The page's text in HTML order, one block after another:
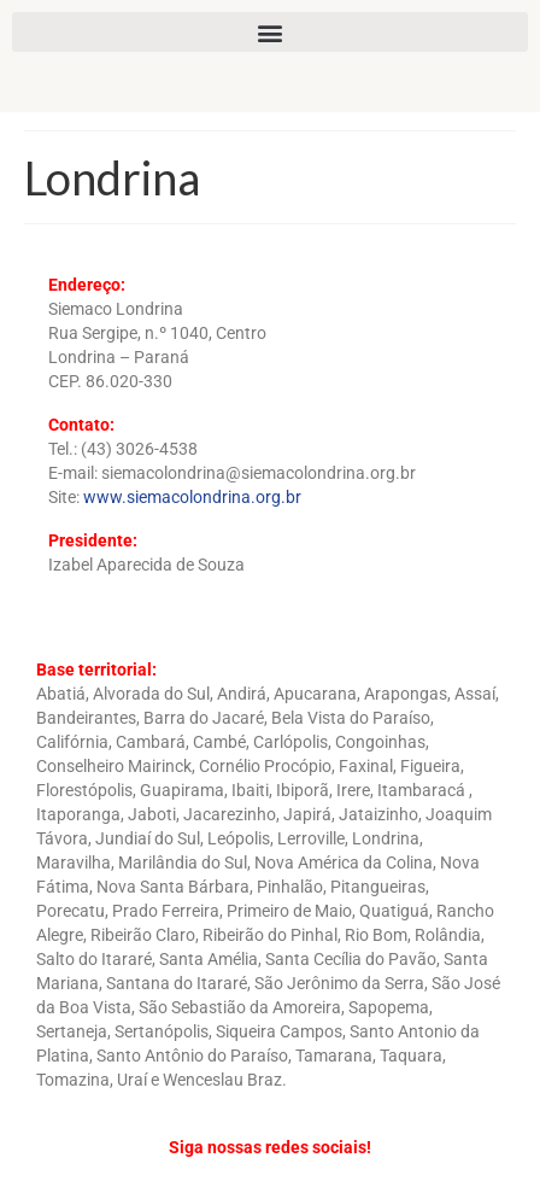
Londrina
Endereço:
Siemaco Londrina
Rua Sergipe, n.º 1040, Centro
Londrina – Paraná
CEP. 86.020-330
Contato:
Tel.: (43) 3026-4538
E-mail: siemacolondrina@siemacolondrina.org.br
Site:www.siemacolondrina.org.br
Presidente:
Izabel Aparecida de Souza
Base territorial:
Abatiá, Alvorada do Sul, Andirá, Apucarana, Arapongas, Assaí,
Bandeirantes, Barra do Jacaré, Bela Vista do Paraíso,
Califórnia, Cambará, Cambé, Carlópolis, Congoinhas,
Conselheiro Mairinck, Cornélio Procópio, Faxinal, Figueira,
Florestópolis, Guapirama, Ibaiti, Ibiporã, Irere, Itambaracá ,
Itaporanga, Jaboti, Jacarezinho, Japirá, Jataizinho, Joaquim
Távora, Jundiaí do Sul, Leópolis, Lerroville, Londrina,
Maravilha, Marilândia do Sul, Nova América da Colina, Nova
Fátima, Nova Santa Bárbara, Pinhalão, Pitangueiras,
Porecatu, Prado Ferreira, Primeiro de Maio, Quatiguá, Rancho
Alegre, Ribeirão Claro, Ribeirão do Pinhal, Rio Bom, Rolândia,
Salto do Itararé, Santa Amélia, Santa Cecília do Pavão, Santa
Mariana, Santana do Itararé, São Jerônimo da Serra, São José
da Boa Vista, São Sebastião da Amoreira, Sapopema,
Sertaneja, Sertanópolis, Siqueira Campos, Santo Antonio da
Platina, Santo Antônio do Paraíso, Tamarana, Taquara,
Tomazina, Uraí e Wenceslau Braz.
Siga nossas redes sociais!